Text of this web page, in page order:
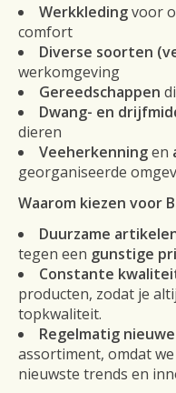
Werkkledingvoor
comfort
Diverse soorten
werkomgeving
Gereedschappen
Dwang- en
dieren
Veeherkenningen
georganiseerde
Waarom kiezen voor
Duurzame
tegen een gunstige
Constante
producten, zodat je
topkwaliteit.
Regelmatig
assortiment, omdat
nieuwste trends en